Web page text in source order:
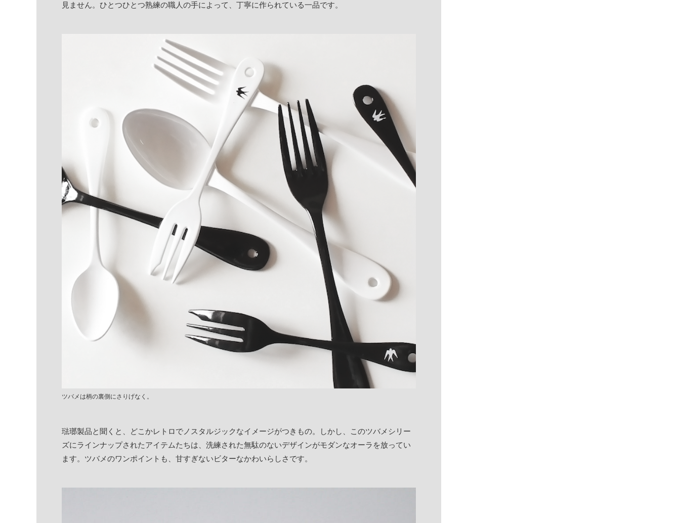
見ません。ひとつひとつ熟練の職人の手によって、丁寧に作られている一品です。
ツバメは柄の裏側にさりげなく。
琺瑯製品と聞くと、どこかレトロでノスタルジックなイメージがつきもの。しかし、このツバメシリー
ズにラインナップされたアイテムたちは、洗練された無駄のないデザインがモダンなオーラを放ってい
ます。ツバメのワンポイントも、甘すぎないビターなかわいらしさです。